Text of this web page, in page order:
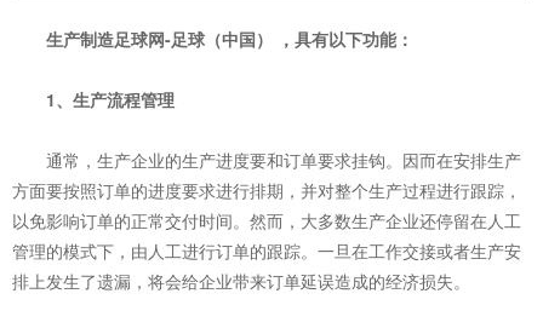
生产制造足球网-足球（中国） ，具有以下功能：
1、生产流程管理
通常，生产企业的生产进度要和订单要求挂钩。因而在安排生产
方面要按照订单的进度要求进行排期，并对整个生产过程进行跟踪，
以免影响订单的正常交付时间。然而，大多数生产企业还停留在人工
管理的模式下，由人工进行订单的跟踪。一旦在工作交接或者生产安
排上发生了遗漏，将会给企业带来订单延误造成的经济损失。